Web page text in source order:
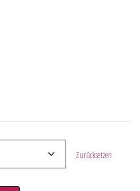
Zurücksetzen